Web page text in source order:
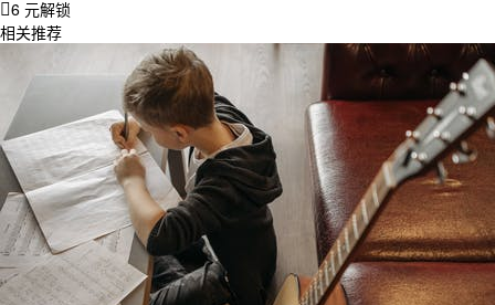
6 元解锁
相关推荐